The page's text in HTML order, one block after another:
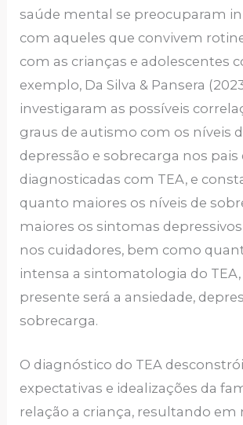
saúde mental se preocuparam
com aqueles que convivem
com as crianças e adolescentes
exemplo, Da Silva & Pansera
investigaram as possíveis
graus de autismo com os níveis
depressão e sobrecarga nos pais
diagnosticadas com TEA, e
quanto maiores os níveis de
maiores os sintomas
nos cuidadores, bem como
intensa a sintomatologia do
presente será a ansiedade,
sobrecarga.
O diagnóstico do TEA
expectativas e idealizações da
relação a criança, resultando em